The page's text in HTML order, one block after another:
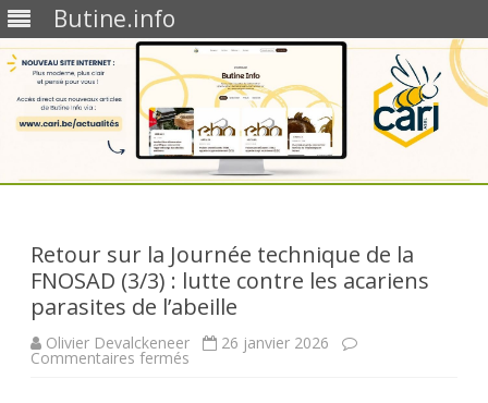
Butine.info
Retour sur la Journée technique de la
FNOSAD (3/3) : lutte contre les acariens
parasites de l’abeille
Olivier Devalckeneer 26 janvier 2026
Commentaires fermés sur